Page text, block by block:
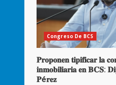
Congreso De BCS
𝐏𝐫𝐨𝐩𝐨𝐧𝐞𝐧 𝐭𝐢𝐩𝐢𝐟𝐢𝐜𝐚𝐫 𝐥𝐚
𝐢𝐧𝐦𝐨𝐛𝐢𝐥𝐢𝐚𝐫𝐢𝐚 𝐞𝐧 𝐁𝐂𝐒:
𝐏é𝐫𝐞𝐳